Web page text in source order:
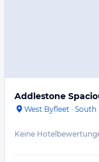
Addlestone
West Byfleet · South
Keine